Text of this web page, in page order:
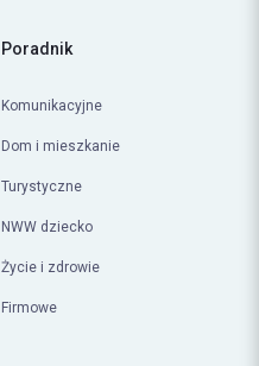
Poradnik
Komunikacyjne
Dom i mieszkanie
Turystyczne
NWW dziecko
Życie i zdrowie
Firmowe